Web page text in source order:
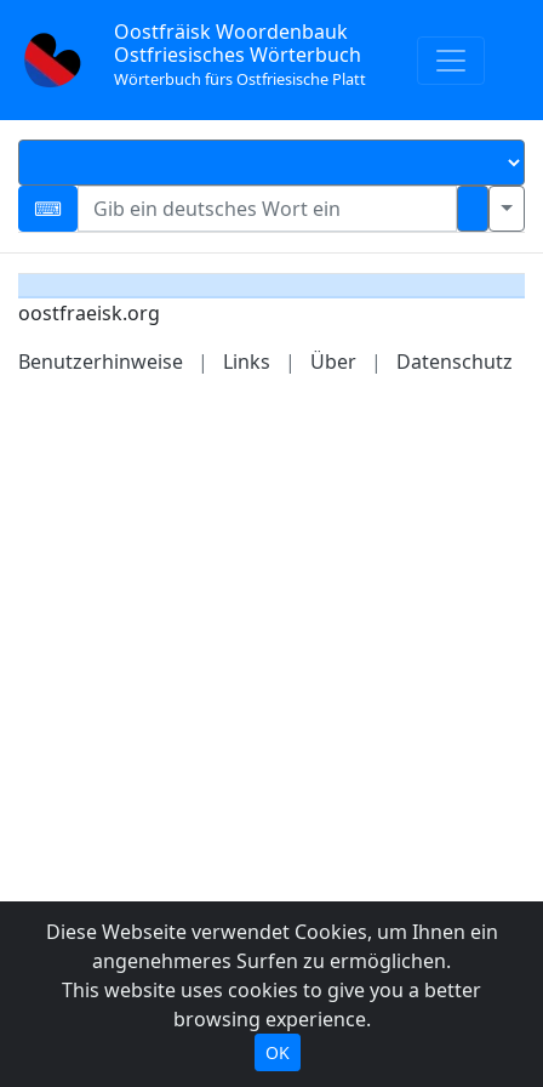
Oostfräisk Woordenbauk
Ostfriesisches Wörterbuch
Wörterbuch fürs Ostfriesische Platt
oostfraeisk.org
Benutzerhinweise
| Links | Über | Datenschutz
Diese Webseite verwendet Cookies, um Ihnen ein
angenehmeres Surfen zu ermöglichen.
This website uses cookies to give you a better
browsing experience.
OK